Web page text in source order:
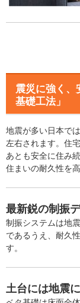
震災に強く
基礎工法」
地震が多い日本で
左右されます。住
あとも安全に住み
住まいの耐久性を
最新鋭の制振
制振システムは地
であるうえ、耐久
す。
土台には地震